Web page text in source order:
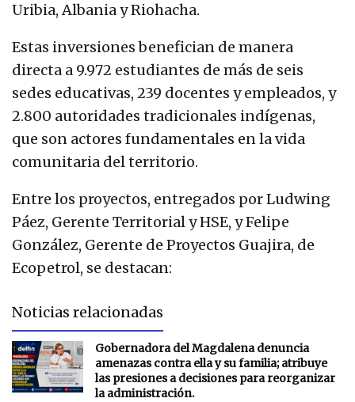
Uribia, Albania y Riohacha.
Estas inversiones benefician de manera
directa a 9.972 estudiantes de más de seis
sedes educativas, 239 docentes y empleados, y
2.800 autoridades tradicionales indígenas,
que son actores fundamentales en la vida
comunitaria del territorio.
Entre los proyectos, entregados por Ludwing
Páez, Gerente Territorial y HSE, y Felipe
González, Gerente de Proyectos Guajira, de
Ecopetrol, se destacan:
Noticias relacionadas
Gobernadora del Magdalena denuncia
amenazas contra ella y su familia; atribuye
las presiones a decisiones para reorganizar
la administración.